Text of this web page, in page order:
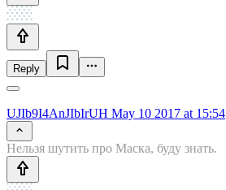
Reply
UJIb9I4AnJIbIrUH May 10 2017 at 15:54
Нельзя шутить про Маска, буду знать.